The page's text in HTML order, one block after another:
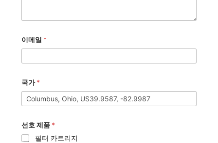
이메일 *
국가*
선호 제품 *
필터 카트리지